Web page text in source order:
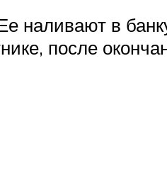
наливают в
после